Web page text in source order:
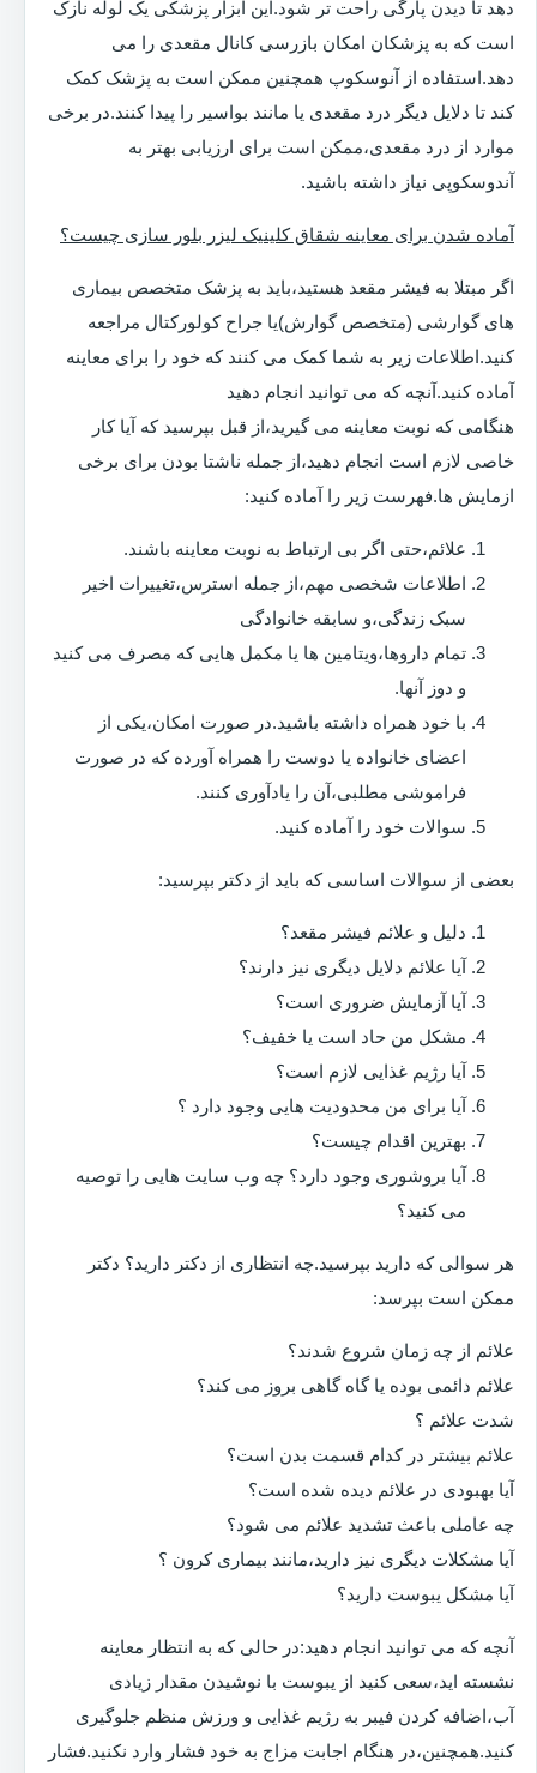
دهد تا دیدن پارگی راحت تر شود.این ابزار پزشکی یک لوله نازک
است که به پزشکان امکان بازرسی کانال مقعدی را می
دهد.استفاده از آنوسکوپ همچنین ممکن است به پزشک کمک
کند تا دلایل دیگر درد مقعدی یا مانند بواسیر را پیدا کنند.در برخی
موارد از درد مقعدی،ممکن است برای ارزیابی بهتر به
آندوسکوپی نیاز داشته باشید.
آماده شدن برای معاینه شقاق کلینیک لیزر بلور سازی چیست؟
اگر مبتلا به فیشر مقعد هستید،باید به پزشک متخصص بیماری
های گوارشی (متخصص گوارش)یا جراح کولورکتال مراجعه
کنید.اطلاعات زیر به شما کمک می کنند که خود را برای معاینه
آماده کنید.آنچه که می توانید انجام دهید
هنگامی که نوبت معاینه می گیرید،از قبل بپرسید که آیا کار
خاصی لازم است انجام دهید،از جمله ناشتا بودن برای برخی
ازمایش ها.فهرست زیر را آماده کنید:
علائم،حتی اگر بی ارتباط به نوبت معاینه باشند.
اطلاعات شخصی مهم،از جمله استرس،تغییرات اخیر
سبک زندگی،و سابقه خانوادگی
تمام داروها،ویتامین ها یا مکمل هایی که مصرف می کنید
و دوز آنها.
با خود همراه داشته باشید.در صورت امکان،یکی از
اعضای خانواده یا دوست را همراه آورده که در صورت
فراموشی مطلبی،آن را یادآوری کنند.
سوالات خود را آماده کنید.
بعضی از سوالات اساسی که باید از دکتر بپرسید:
دلیل و علائم فیشر مقعد؟
آیا علائم دلایل دیگری نیز دارند؟
آیا آزمایش ضروری است؟
مشکل من حاد است یا خفیف؟
آیا رژیم غذایی لازم است؟
آیا برای من محدودیت هایی وجود دارد ؟
بهترین اقدام چیست؟
آیا بروشوری وجود دارد؟ چه وب سایت هایی را توصیه
می کنید؟
هر سوالی که دارید بپرسید.چه انتظاری از دکتر دارید؟ دکتر
ممکن است بپرسد:
علائم از چه زمان شروع شدند؟
علائم دائمی بوده یا گاه گاهی بروز می کند؟
شدت علائم ؟
علائم بیشتر در کدام قسمت بدن است؟
آیا بهبودی در علائم دیده شده است؟
چه عاملی باعث تشدید علائم می شود؟
آیا مشکلات دیگری نیز دارید،مانند بیماری کرون ؟
آیا مشکل یبوست دارید؟
آنچه که می توانید انجام دهید:در حالی که به انتظار معاینه
نشسته اید،سعی کنید از یبوست با نوشیدن مقدار زیادی
آب،اضافه کردن فیبر به رژیم غذایی و ورزش منظم جلوگیری
کنید.همچنین،در هنگام اجابت مزاج به خود فشار وارد نکنید.فشار